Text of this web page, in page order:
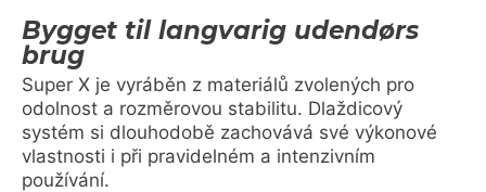
Bygget til langvarig udendørs
brug
Super X je vyráběn z materiálů zvolených pro
odolnost a rozměrovou stabilitu. Dlaždicový
systém si dlouhodobě zachovává své výkonové
vlastnosti i při pravidelném a intenzivním
používání.